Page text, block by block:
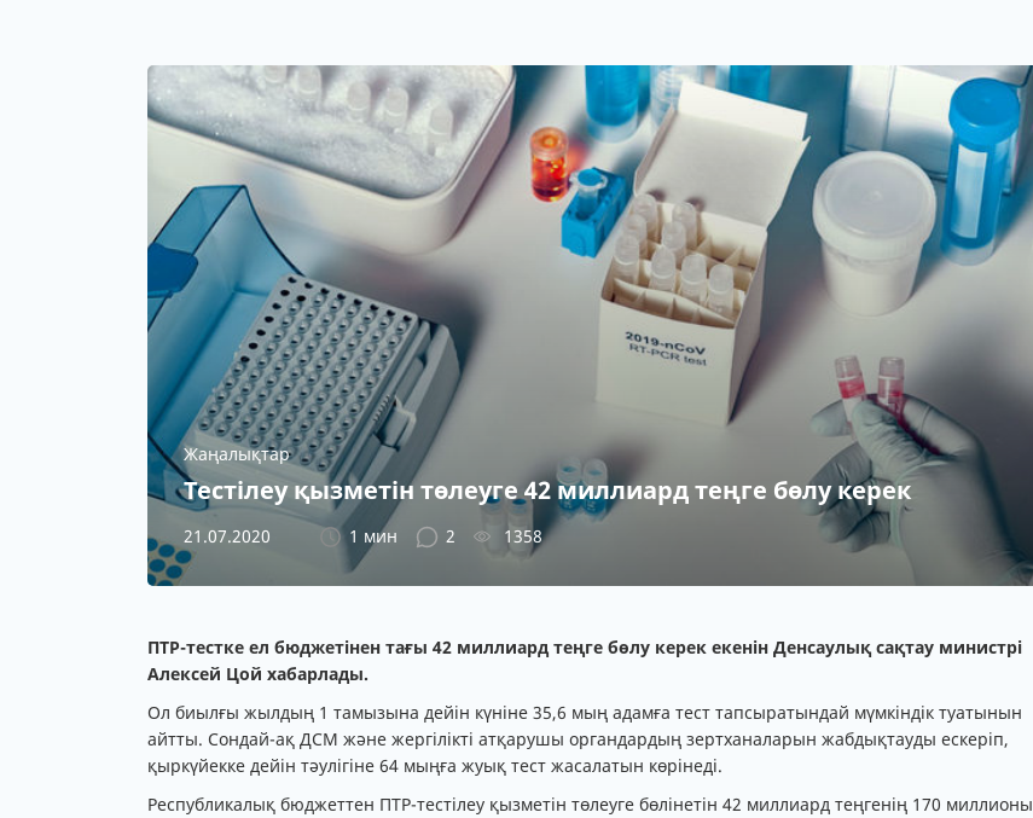
Жаңалықтар
Тестілеу қызметін төлеуге 42 миллиард теңге бөлу керек
21.07.2020 1 мин 2 1358
ПТР-тестке ел бюджетінен тағы 42 миллиард теңге бөлу керек екенін Денсаулық сақтау министрі
Алексей Цой хабарлады.
Ол биылғы жылдың 1 тамызына дейін күніне 35,6 мың адамға тест тапсыратындай мүмкіндік туатынын
айтты. Сондай-ақ ДСМ және жергілікті атқарушы органдардың зертханаларын жабдықтауды ескеріп,
қыркүйекке дейін тәулігіне 64 мыңға жуық тест жасалатын көрінеді.
Республикалық бюджеттен ПТР-тестілеу қызметін төлеуге бөлінетін 42 миллиард теңгенің 170 миллионы